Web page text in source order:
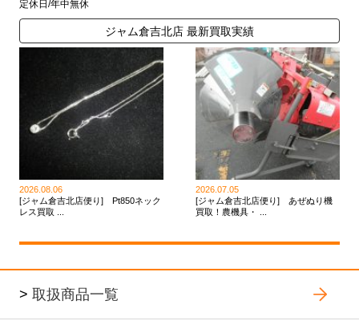
定休日/年中無休
ジャム倉吉北店 最新買取実績
2026.08.06
[ジャム倉吉北店便り] Pt850ネック
レス買取 ...
2026.07.05
[ジャム倉吉北店便り] あぜぬり機
買取！農機具・ ...
> 取扱商品一覧